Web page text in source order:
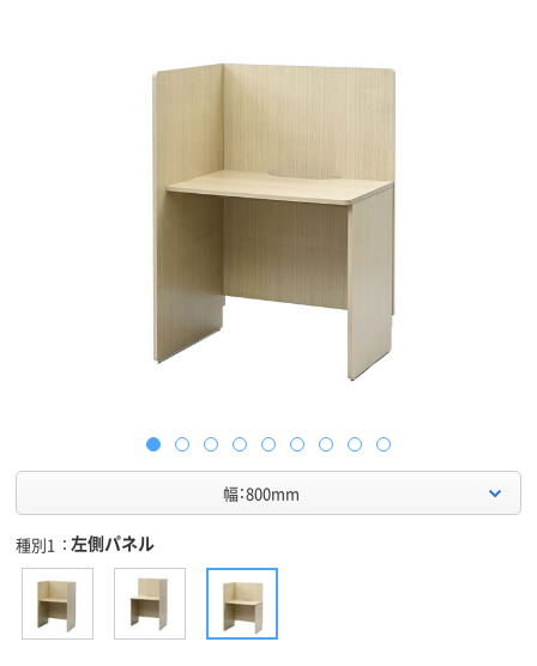
幅：800mm
種別1 左側パネル